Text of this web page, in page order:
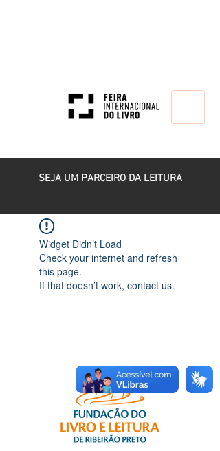
SEJA UM PARCEIRO DA LEITURA
Widget Didn’t Load
Check your internet and refresh
this page.
If that doesn’t work, contact us.